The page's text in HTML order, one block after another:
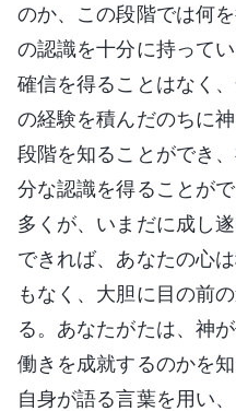
のか、この段階では何
の認識を十分に持って
確信を得ることはなく
の経験を積んだのちに
段階を知ることができ
分な認識を得ることが
多くが、いまだに成し
できれば、あなたの心
もなく、大胆に目の前
る。あなたがたは、神
働きを成就するのかを
自身が語る言葉を用い